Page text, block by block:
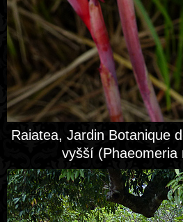
Raiatea, Jardin Botanique
vyšší (Phaeomeria